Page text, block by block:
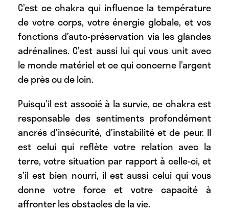
C’est ce chakra qui influence la température
de votre corps, votre énergie globale, et vos
fonctions d’auto-préservation via les glandes
adrénalines. C’est aussi lui qui vous unit avec
le monde matériel et ce qui concerne l’argent
de près ou de loin.
Puisqu’il est associé à la survie, ce chakra est
responsable des sentiments profondément
ancrés d’insécurité, d’instabilité et de peur. Il
est celui qui reflète votre relation avec la
terre, votre situation par rapport à celle-ci, et
s’il est bien nourri, il est aussi celui qui vous
donne votre force et votre capacité à
affronter les obstacles de la vie.